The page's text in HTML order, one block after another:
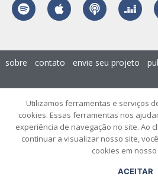
Santa Catarina – Todos os Direitos
sobre contato envie seu projeto
Utilizamos ferramentas e serviços
cookies. Essas ferramentas nos
experiência de navegação no site. Ao
continuar a visualizar nosso site,
cookies em nosso
ACEITAR